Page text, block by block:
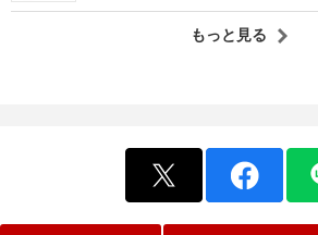
もっと見る